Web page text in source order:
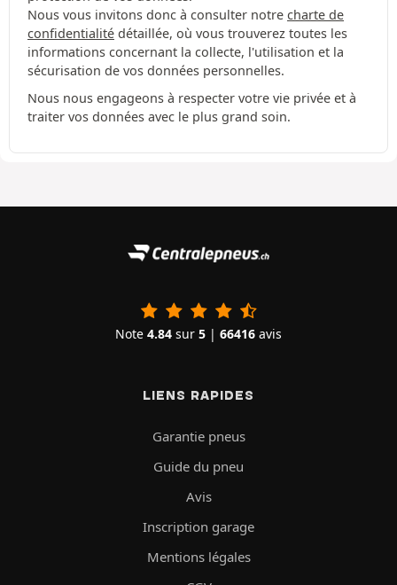
Nous vous invitons donc à consulter notre charte de
confidentialité détaillée, où vous trouverez toutes les
informations concernant la collecte, l'utilisation et la
sécurisation de vos données personnelles.
Nous nous engageons à respecter votre vie privée et à
traiter vos données avec le plus grand soin.
Note 4.84 sur 5 | 66416 avis
LIENS RAPIDES
Garantie pneus
Guide du pneu
Avis
Inscription garage
Mentions légales